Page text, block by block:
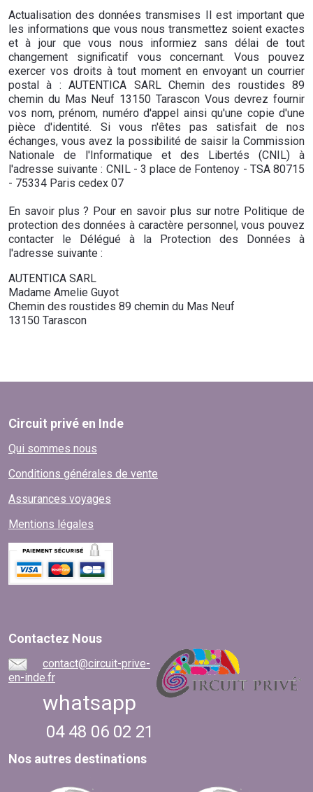
Actualisation des données transmises Il est important que
les informations que vous nous transmettez soient exactes
et à jour que vous nous informiez sans délai de tout
changement significatif vous concernant. Vous pouvez
exercer vos droits à tout moment en envoyant un courrier
postal à : AUTENTICA SARL Chemin des roustides 89
chemin du Mas Neuf 13150 Tarascon Vous devrez fournir
vos nom, prénom, numéro d'appel ainsi qu'une copie d'une
pièce d'identité. Si vous n'êtes pas satisfait de nos
échanges, vous avez la possibilité de saisir la Commission
Nationale de l'Informatique et des Libertés (CNIL) à
l'adresse suivante : CNIL - 3 place de Fontenoy - TSA 80715
- 75334 Paris cedex 07
En savoir plus ? Pour en savoir plus sur notre Politique de
protection des données à caractère personnel, vous pouvez
contacter le Délégué à la Protection des Données à
l'adresse suivante :
AUTENTICA SARL
Madame Amelie Guyot
Chemin des roustides 89 chemin du Mas Neuf
13150 Tarascon
Circuit privé en Inde
Qui sommes nous
Conditions générales de vente
Assurances voyages
Mentions légales
Contactez Nous
contact@circuit-prive-
en-inde.fr
whatsapp
04 48 06 02 21
Nos autres destinations